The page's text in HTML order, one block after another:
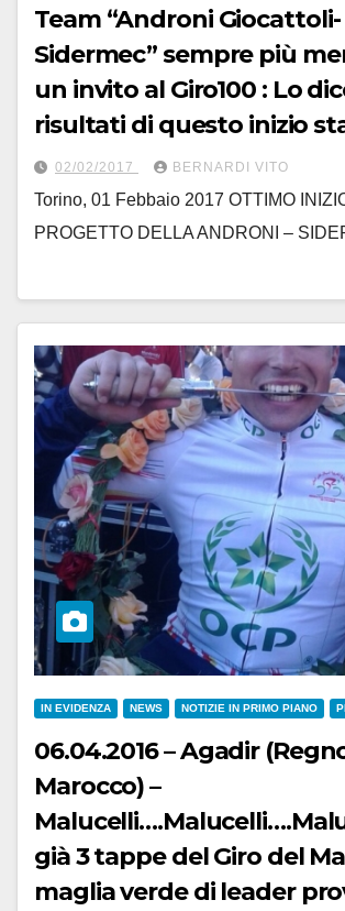
Team “Androni Giocattoli-
Sidermec” sempre più
un invito al Giro100 : Lo
risultati di questo inizio
02/02/2017 BERNARDI VITO
Torino, 01 Febbaio 2017 OTTIMO
PROGETTO DELLA ANDRONI –
IN EVIDENZA NEWS NOTIZIE IN PRIMO PIANO
06.04.2016 – Agadir
Marocco) –
già 3 tappe del Giro del
maglia verde di leader